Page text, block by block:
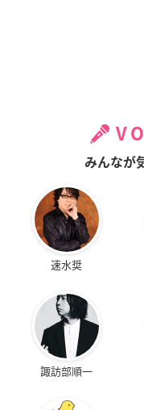
みんなが
速水奨
諏訪部順一